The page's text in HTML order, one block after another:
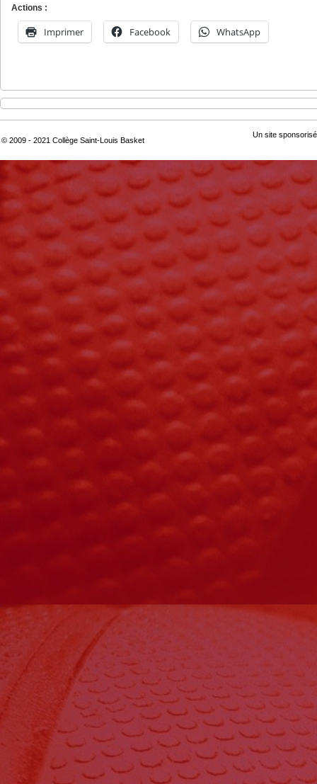
Actions :
Imprimer Facebook WhatsApp
© 2009 - 2021 Collège Saint-Louis Basket
Un site